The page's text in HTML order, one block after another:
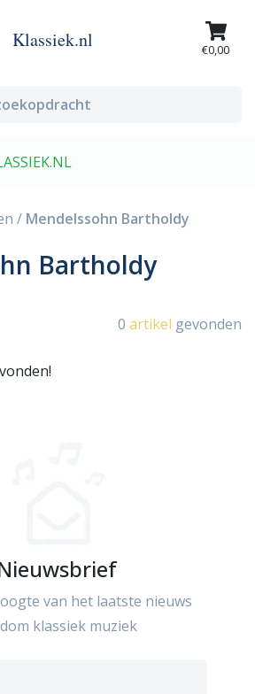
Klassiek.nl €0,00
/ Mendelssohn Bartholdy
Bartholdy
0 artikel gevonden
van het laatste nieuws
klassiek muziek